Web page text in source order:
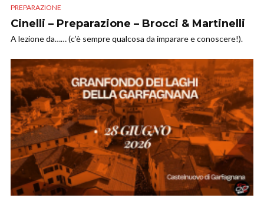
PREPARAZIONE
Cinelli – Preparazione – Brocci & Martinelli
A lezione da…… (c’è sempre qualcosa da imparare e conoscere!).